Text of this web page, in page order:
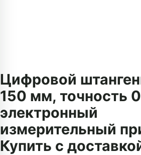
Цифровой
150 мм, точность
электронный
измерительный
Купить с